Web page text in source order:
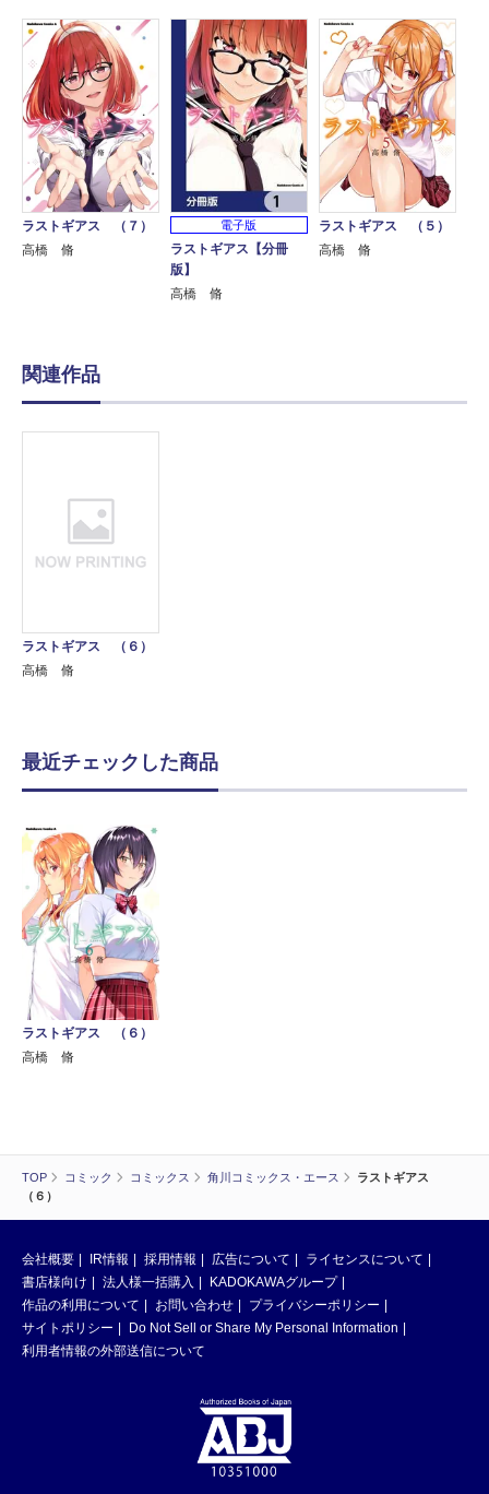
TOP コミック コミックス 角川コミックス・エース
ラストギアス
（６）
ラストギアス （７）
高橋 脩
電子版
ラストギアス【分冊
版】
高橋 脩
ラストギアス （５）
高橋 脩
関連作品
ラストギアス （６）
高橋 脩
最近チェックした商品
ラストギアス （６）
高橋 脩
会社概要 IR情報 採用情報 広告について
ライセンスについて
書店様向け
法人様一括購入
KADOKAWAグループ
作品の利用について
お問い合わせ
プライバシーポリシー
サイトポリシー
Do Not Sell or Share My Personal Information
利用者情報の外部送信について